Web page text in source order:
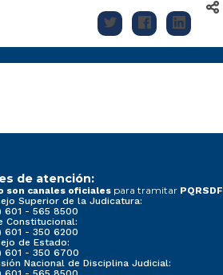
de atención:
son canales oficiales para tramitar PQRSDF
Superior de la Judicatura:
601 - 565 8500
Constitucional:
601 - 350 6200
de Estado:
601 - 350 6700
Nacional de Disciplina Judicial: